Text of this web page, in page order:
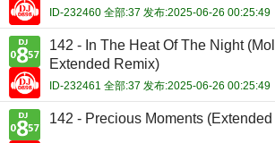
ID-232460 全部:37 发布:2025-06-26 00:25:49
142 - In The Heat Of The Night
Extended Remix)
ID-232461 全部:37 发布:2025-06-26 00:25:49
142 - Precious Moments